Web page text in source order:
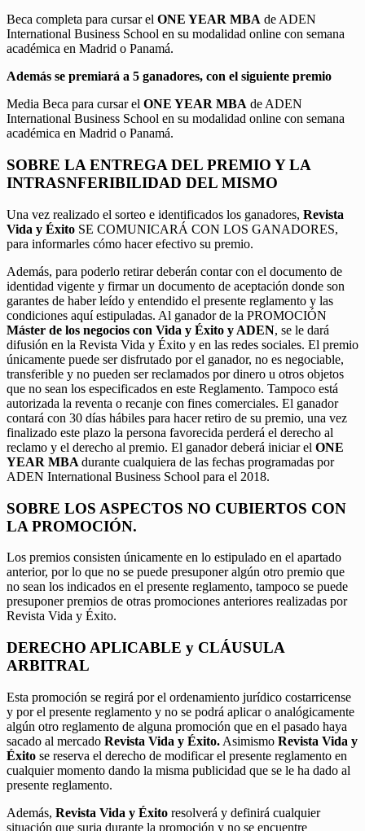
Beca completa para cursar el ONE YEAR MBA de ADEN
International Business School en su modalidad online con semana
académica en Madrid o Panamá.
Además se premiará a 5 ganadores, con el siguiente premio
Media Beca para cursar el ONE YEAR MBA de ADEN
International Business School en su modalidad online con semana
académica en Madrid o Panamá.
SOBRE LA ENTREGA DEL PREMIO Y LA
INTRASNFERIBILIDAD DEL MISMO
Una vez realizado el sorteo e identificados los ganadores, Revista
Vida y Éxito SE COMUNICARÁ CON LOS GANADORES,
para informarles cómo hacer efectivo su premio.
Además, para poderlo retirar deberán contar con el documento de
identidad vigente y firmar un documento de aceptación donde son
garantes de haber leído y entendido el presente reglamento y las
condiciones aquí estipuladas. Al ganador de la PROMOCIÓN
Máster de los negocios con Vida y Éxito y ADEN, se le dará
difusión en la Revista Vida y Éxito y en las redes sociales. El premio
únicamente puede ser disfrutado por el ganador, no es negociable,
transferible y no pueden ser reclamados por dinero u otros objetos
que no sean los especificados en este Reglamento. Tampoco está
autorizada la reventa o recanje con fines comerciales. El ganador
contará con 30 días hábiles para hacer retiro de su premio, una vez
finalizado este plazo la persona favorecida perderá el derecho al
reclamo y el derecho al premio. El ganador deberá iniciar el ONE
YEAR MBA durante cualquiera de las fechas programadas por
ADEN International Business School para el 2018.
SOBRE LOS ASPECTOS NO CUBIERTOS CON
LA PROMOCIÓN.
Los premios consisten únicamente en lo estipulado en el apartado
anterior, por lo que no se puede presuponer algún otro premio que
no sean los indicados en el presente reglamento, tampoco se puede
presuponer premios de otras promociones anteriores realizadas por
Revista Vida y Éxito.
DERECHO APLICABLE y CLÁUSULA
ARBITRAL
Esta promoción se regirá por el ordenamiento jurídico costarricense
y por el presente reglamento y no se podrá aplicar o analógicamente
algún otro reglamento de alguna promoción que en el pasado haya
sacado al mercado Revista Vida y Éxito. Asimismo Revista Vida y
Éxito se reserva el derecho de modificar el presente reglamento en
cualquier momento dando la misma publicidad que se le ha dado al
presente reglamento.
Además, Revista Vida y Éxito resolverá y definirá cualquier
situación que surja durante la promoción y no se encuentre